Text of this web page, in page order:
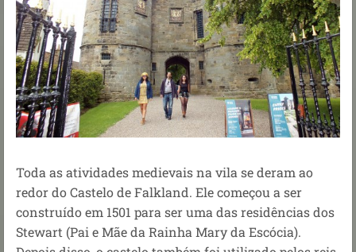
Toda as atividades medievais na vila se deram ao
redor do Castelo de Falkland. Ele começou a ser
construído em 1501 para ser uma das residências dos
Stewart (Pai e Mãe da Rainha Mary da Escócia).